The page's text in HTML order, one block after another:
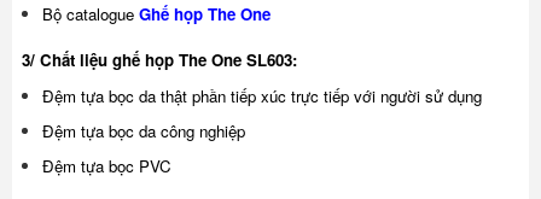
Bộ catalogue Ghế họp The One
3/ Chất liệu ghế họp The One SL603:
Đệm tựa bọc da thật phần tiếp xúc trực tiếp với người sử dụng
Đệm tựa bọc da công nghiệp
Đệm tựa bọc PVC